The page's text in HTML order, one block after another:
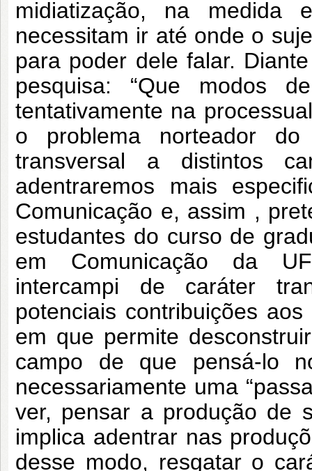
midiatização, na
necessitam ir até onde o
para poder dele falar.
pesquisa: “Que modos
tentativamente na
o problema norteador
transversal a distintos
adentraremos mais
Comunicação e, assim ,
estudantes do curso de
em Comunicação da
intercampi de caráter
potenciais contribuições
em que permite
campo de que pensá-lo
necessariamente uma
ver, pensar a produção de
implica adentrar nas
desse modo, resgatar o